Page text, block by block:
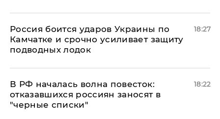
Россия боится ударов Украины по
Камчатке и срочно усиливает защиту
подводных лодок
18:27
​В РФ началась волна повесток:
отказавшихся россиян заносят в
"черные списки"
18:22